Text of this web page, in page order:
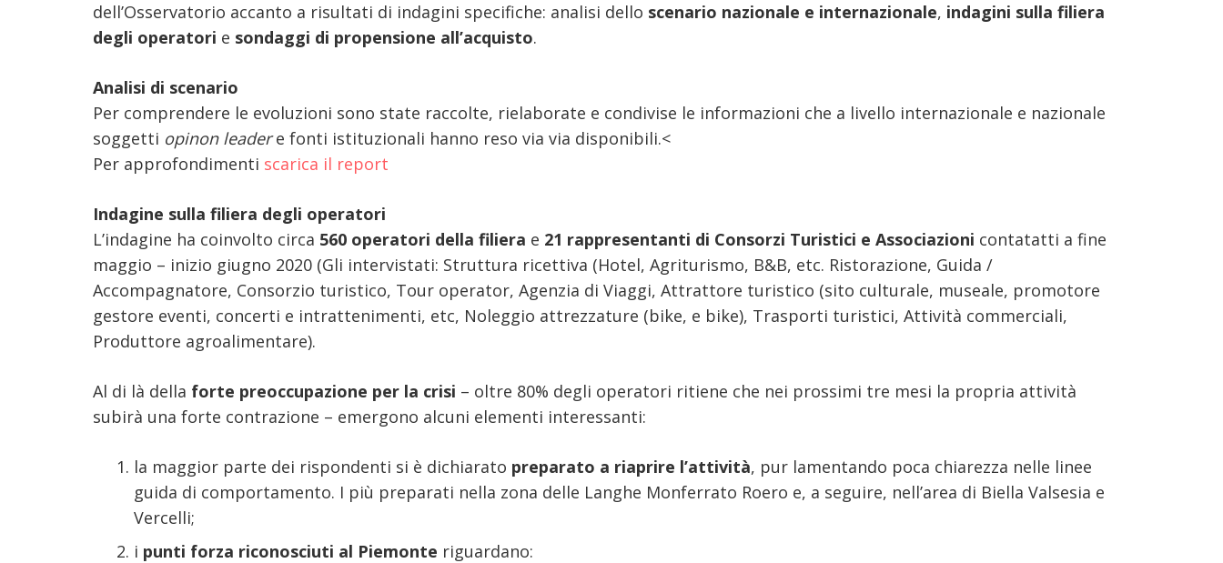
dell’Osservatorio accanto a risultati di indagini specifiche: analisi dello scenario nazionale e internazionale, indagini sulla filiera
degli operatori e sondaggi di propensione all’acquisto.
Analisi di scenario
Per comprendere le evoluzioni sono state raccolte, rielaborate e condivise le informazioni che a livello internazionale e nazionale
soggetti opinon leadere fonti istituzionali hanno reso via via disponibili.<
Per approfondimenti scarica il report
Indagine sulla filiera degli operatori
L’indagine ha coinvolto circa 560 operatori della filiera e 21 rappresentanti di Consorzi Turistici e Associazioni contatatti a fine
maggio – inizio giugno 2020 (Gli intervistati: Struttura ricettiva (Hotel, Agriturismo, B&B, etc. Ristorazione, Guida /
Accompagnatore, Consorzio turistico, Tour operator, Agenzia di Viaggi, Attrattore turistico (sito culturale, museale, promotore
gestore eventi, concerti e intrattenimenti, etc, Noleggio attrezzature (bike, e bike), Trasporti turistici, Attività commerciali,
Produttore agroalimentare).
Al di là della forte preoccupazione per la crisi – oltre 80% degli operatori ritiene che nei prossimi tre mesi la propria attività
subirà una forte contrazione – emergono alcuni elementi interessanti:
la maggior parte dei rispondenti si è dichiarato preparato a riaprire l’attività, pur lamentando poca chiarezza nelle linee
guida di comportamento. I più preparati nella zona delle Langhe Monferrato Roero e, a seguire, nell’area di Biella Valsesia e
Vercelli;
i punti forza riconosciuti al Piemonte riguardano: